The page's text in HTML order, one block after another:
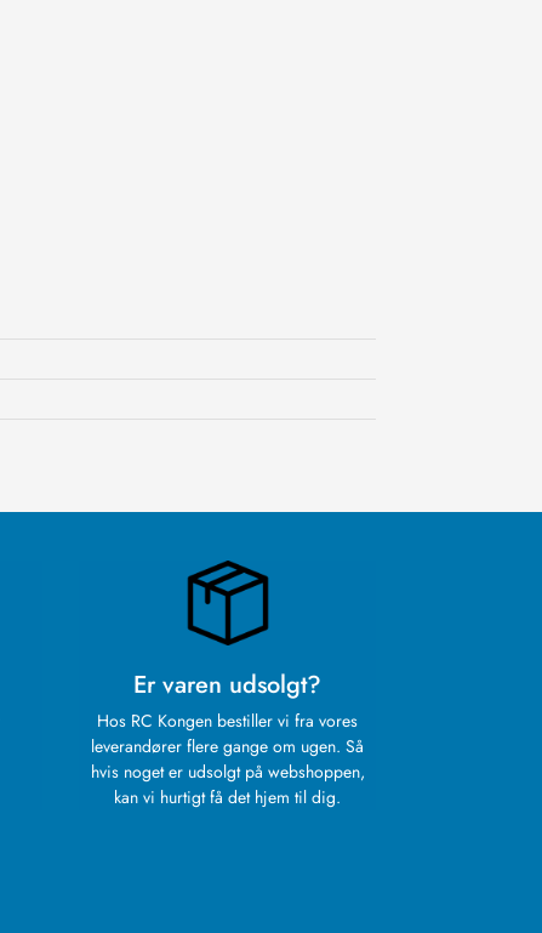
Er varen udsolgt?
Hos RC Kongen bestiller vi fra vores
leverandører flere gange om ugen. Så
hvis noget er udsolgt på webshoppen,
kan vi hurtigt få det hjem til dig.